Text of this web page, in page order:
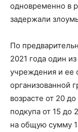
одновременно в
задержали
По
2021 года один
учреждения и ее
организованной
возрасте от 20
подкупа от 15 до
на общую сумму